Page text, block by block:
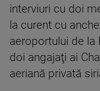
interviuri cu doi
la curent cu
aeroportului de
doi angajaţi ai
aeriană privată